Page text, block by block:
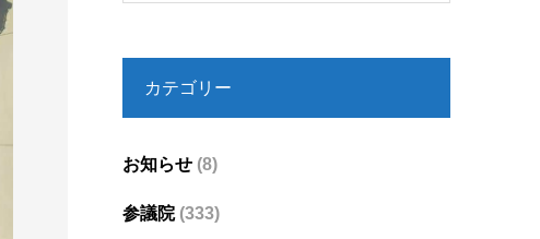
カテゴリー
お知らせ (8)
参議院(333)